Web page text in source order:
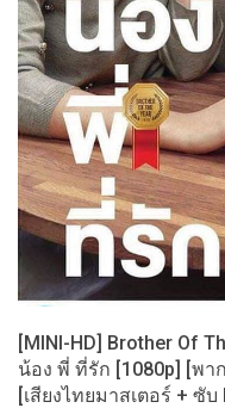
[MINI-HD] Brother Of
น้อง พี่ ที่รัก [1080p] [พา
[เสียงไทยมาสเตอร์ + ซับ